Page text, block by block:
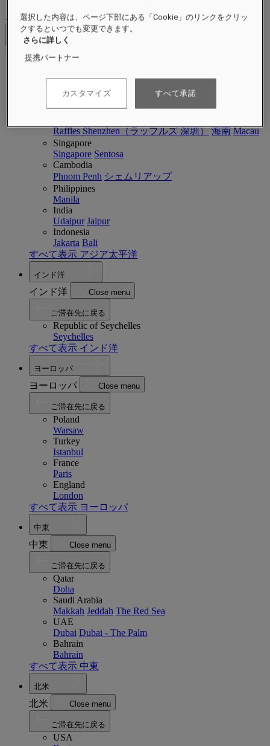
ご滞在先
戻る
ご滞在先に戻る
Raffles Shenzhen（ラッフルズ 深圳） 海南 Macau
Singapore
Singapore Sentosa
Cambodia
Phnom Penh シェムリアップ
Philippines
Manila
India
Udaipur Jaipur
Indonesia
Jakarta Bali
すべて表示 アジア太平洋
インド洋
インド洋 Close menu
ご滞在先に戻る
Republic of Seychelles
Seychelles
すべて表示 インド洋
ヨーロッパ
ヨーロッパ Close menu
ご滞在先に戻る
Poland
Warsaw
Turkey
Istanbul
France
Paris
England
London
すべて表示 ヨーロッパ
中東
中東 Close menu
ご滞在先に戻る
Qatar
Doha
Saudi Arabia
Makkah Jeddah The Red Sea
UAE
Dubai Dubai - The Palm
Bahrain
Bahrain
すべて表示 中東
北米
北米 Close menu
ご滞在先に戻る
USA
選択した内容は、ページ下部にある「Cookie」のリンクをクリッ
クするといつでも変更できます。
さらに詳しく
提携パートナー
カスタマイズ すべて承諾